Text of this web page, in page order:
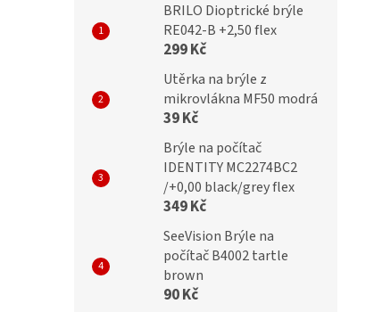
BRILO Dioptrické brýle
RE042-B +2,50 flex
299 Kč
Utěrka na brýle z
mikrovlákna MF50 modrá
39 Kč
Brýle na počítač
IDENTITY MC2274BC2
/+0,00 black/grey flex
349 Kč
SeeVision Brýle na
počítač B4002 tartle
brown
90 Kč
brýle
BRILO Dioptrické brýle
RE022-A +3,50 flex